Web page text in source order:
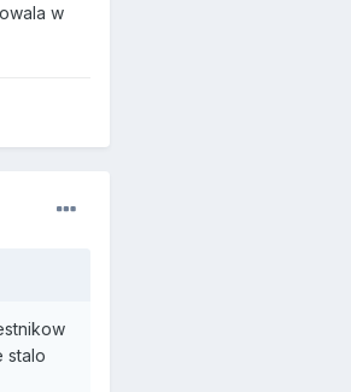
w
stalo